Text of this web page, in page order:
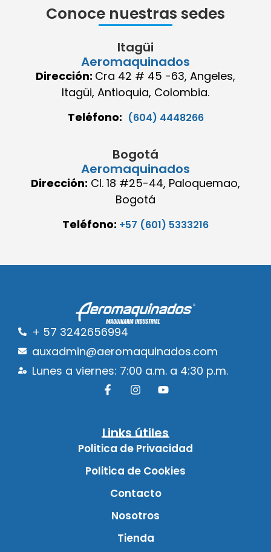
Conoce nuestras sedes
Itagüi
Aeromaquinados
Dirección: Cra 42 # 45 -63, Angeles,
Itagüi, Antioquia, Colombia.
Teléfono: (604) 4448266
Bogotá
Aeromaquinados
Dirección: Cl. 18 #25-44, Paloquemao,
Bogotá
Teléfono: +57 (601) 5333216
+ 57 3242656994
auxadmin@aeromaquinados.com
Lunes a viernes: 7:00 a.m. a 4:30 p.m.
Links útiles
Politica de Privacidad
Politica de Cookies
Contacto
Nosotros
Tienda